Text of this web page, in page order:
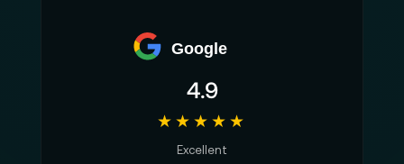
Google
4.9
★★★★★
Excellent